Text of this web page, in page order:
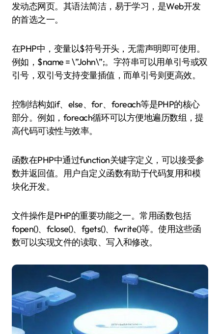
发动态网页。其语法简洁，易于学习，是Web开发
的首选之一。
在PHP中，变量以$符号开头，无需声明即可使用。
例如，$name = \”John\”;。字符串可以用单引号或双
引号，双引号支持变量插值，而单引号则更高效。
控制结构如if、else、for、foreach等是PHP的核心
部分。例如，foreach循环可以方便地遍历数组，提
高代码可读性与效率。
函数在PHP中通过function关键字定义，可以接受参
数并返回值。用户自定义函数有助于代码复用和模
块化开发。
文件操作是PHP的重要功能之一。常用函数包括
fopen()、fclose()、fgets()、fwrite()等。使用这些函
数可以实现文件的读取、写入和修改。